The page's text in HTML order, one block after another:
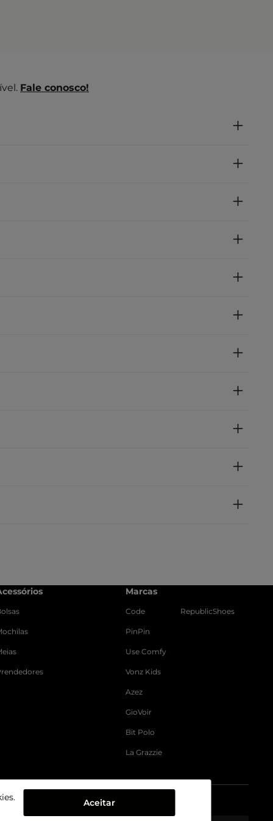
Aceitar
Fale conosco!
Marcas
Code
PinPin
Use Comfy
Vonz Kids
Azez
GioVoir
Bit Polo
La Grazzie
RepublicShoes